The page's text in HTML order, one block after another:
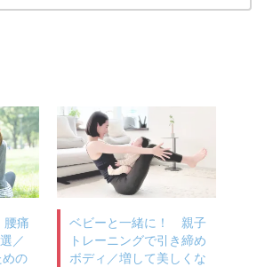
痛
／
めの
ベビーと一緒に！ 親子
トレーニングで引き締め
ボディ／増して美しくな